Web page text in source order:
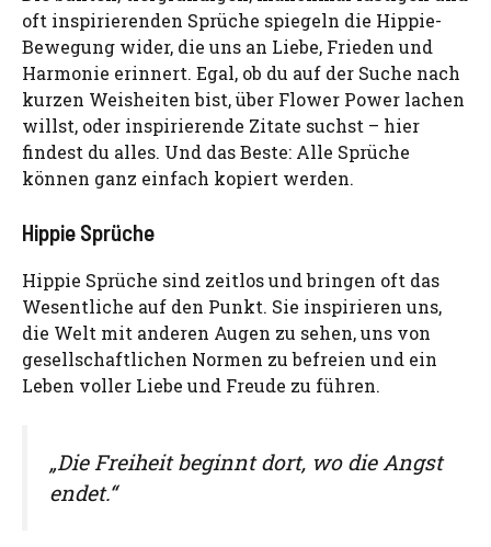
oft inspirierenden Sprüche spiegeln die Hippie-
Bewegung wider, die uns an Liebe, Frieden und
Harmonie erinnert. Egal, ob du auf der Suche nach
kurzen Weisheiten bist, über Flower Power lachen
willst, oder inspirierende Zitate suchst – hier
findest du alles. Und das Beste: Alle Sprüche
können ganz einfach kopiert werden.
Hippie Sprüche
Hippie Sprüche sind zeitlos und bringen oft das
Wesentliche auf den Punkt. Sie inspirieren uns,
die Welt mit anderen Augen zu sehen, uns von
gesellschaftlichen Normen zu befreien und ein
Leben voller Liebe und Freude zu führen.
„Die Freiheit beginnt dort, wo die Angst
endet.“